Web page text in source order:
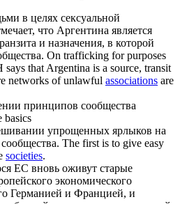
в целях сексуальной
что Аргентина является
и назначения, в которой
. On trafficking for purposes
that Argentina is a source, transit
networks of unlawful associations are
принципов сообщества
basics
упрощенных ярлыков на
сообщества. The first is to give easy
societies.
ЕС вновь оживут старые
экономического
Германией и Францией, и